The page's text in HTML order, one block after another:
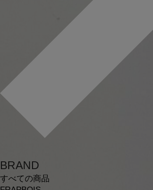
BRAND
すべての商品